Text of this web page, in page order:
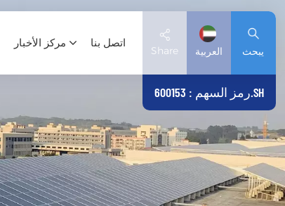
مركز الأخبار اتصل بنا
Share العربية
English
Deutsch
español
يبحث
رمز السهم : 600153.SH